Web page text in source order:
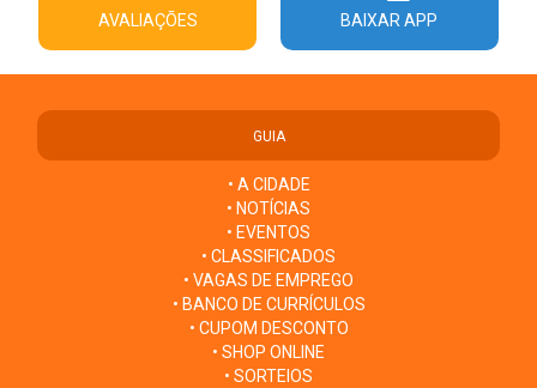
AVALIAÇÕES BAIXAR APP
GUIA
• A CIDADE
• NOTÍCIAS
• EVENTOS
• CLASSIFICADOS
• VAGAS DE EMPREGO
• BANCO DE CURRÍCULOS
• CUPOM DESCONTO
• SHOP ONLINE
• SORTEIOS